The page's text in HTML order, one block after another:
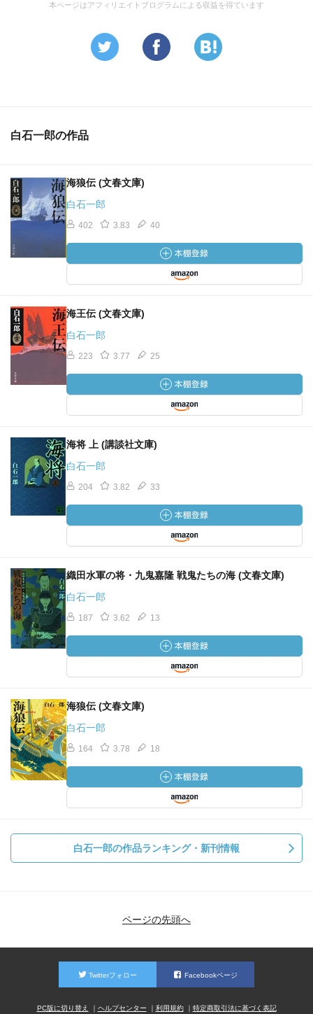
本ページはアフィリエイトプログラムによる収益を得ています
白石一郎の作品
海狼伝 (文春文庫)
白石一郎
402 3.83 40
海王伝 (文春文庫)
白石一郎
223 3.77 25
海将 上 (講談社文庫)
白石一郎
204 3.82 33
織田水軍の将・九鬼嘉隆 戦鬼たちの海 (文春文庫)
白石一郎
187 3.62 13
海狼伝 (文春文庫)
白石一郎
164 3.78 18
白石一郎の作品ランキング・新刊情報
ページの先頭へ
Twitterフォロー Facebookページ
PC版に切り替え ヘルプセンター 利用規約 特定商取引法に基づく表記